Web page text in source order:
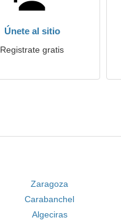
Únete al sitio
Registrate gratis
Zaragoza
Carabanchel
Algeciras